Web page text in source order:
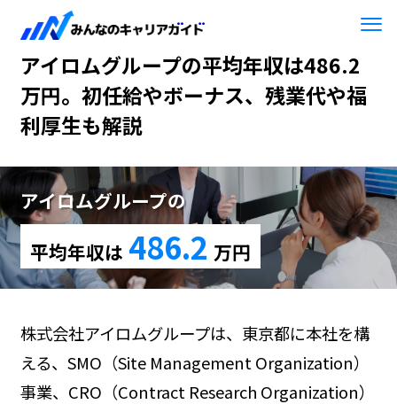
HOME アイロムグループ
アイロムグループの平均年収は486.2
万円。初任給やボーナス、残業代や福
利厚生も解説
アイロムグループの
平均年収は 486.2 万円
株式会社アイロムグループは、東京都に本社を構
える、SMO（Site Management Organization）
事業、CRO（Contract Research Organization）